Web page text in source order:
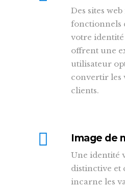
Des sites
fonctionnels
votre
offrent une
utilisateur
convertir les
clients.
Image de
Une identité
distinctive et
incarne les